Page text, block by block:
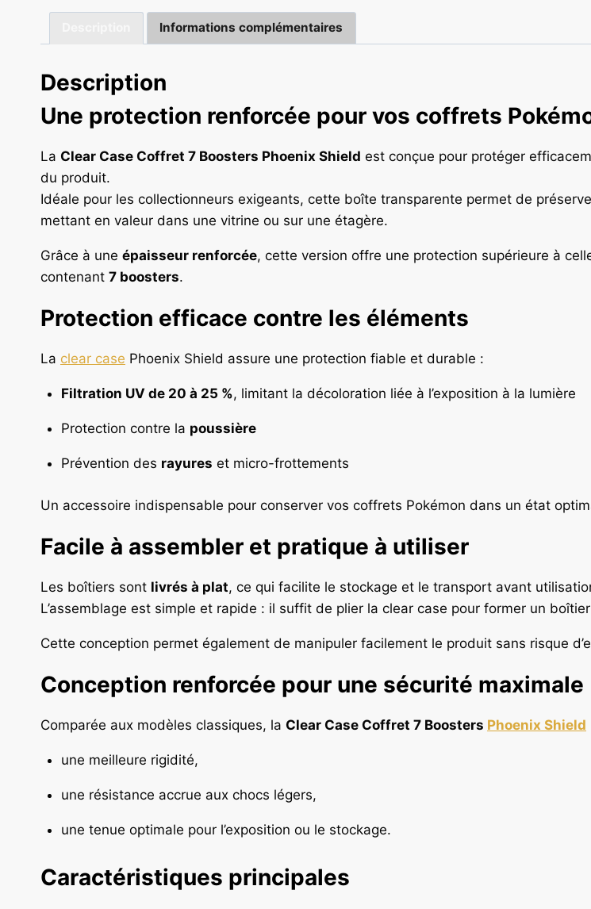
Informations complémentaires
Description
Une protection renforcée pour vos coffrets
La Clear Case Coffret 7 Boosters Phoenix Shield est conçue pour protéger
du produit.
Idéale pour les collectionneurs exigeants, cette boîte transparente permet de
mettant en valeur dans une vitrine ou sur une étagère.
Grâce à une épaisseur renforcée, cette version offre une protection supérieure à
contenant 7 boosters.
Protection efficace contre les éléments
La clear case Phoenix Shield assure une protection fiable et durable :
Filtration UV de 20 à 25 %, limitant la décoloration liée à l’exposition à la lumière
Protection contre la poussière
Prévention des rayures et micro-frottements
Un accessoire indispensable pour conserver vos coffrets Pokémon dans un état
Facile à assembler et pratique à utiliser
Les boîtiers sont livrés à plat, ce qui facilite le stockage et le transport avant
L’assemblage est simple et rapide : il suffit de plier la clear case pour former un
Cette conception permet également de manipuler facilement le produit sans risque
Conception renforcée pour une sécurité maximale
Comparée aux modèles classiques, la Clear Case Coffret 7 Boosters Phoenix Shield
une meilleure rigidité,
une résistance accrue aux chocs légers,
une tenue optimale pour l’exposition ou le stockage.
Caractéristiques principales